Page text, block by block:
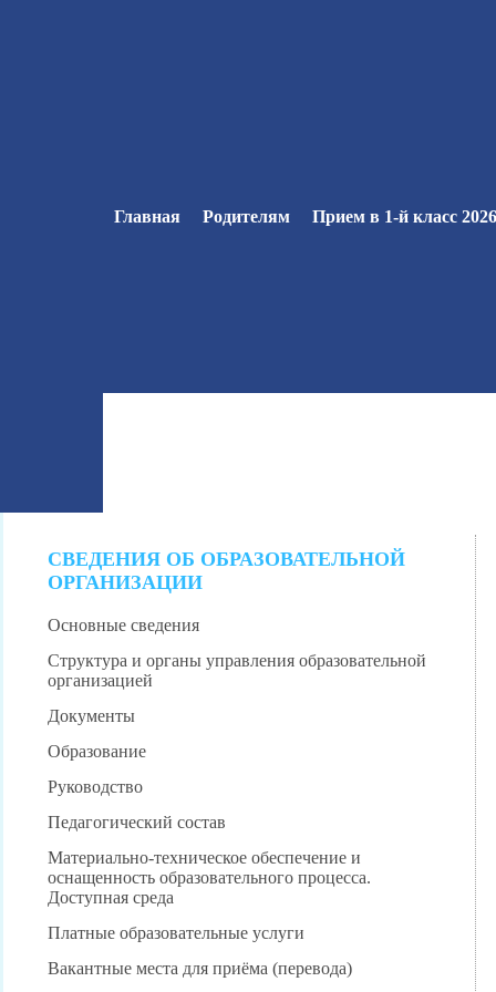
Главная Родителям Прием в 1-й класс
СВЕДЕНИЯ ОБ ОБРАЗОВАТЕЛЬНОЙ
ОРГАНИЗАЦИИ
Основные сведения
Структура и органы управления образовательной
организацией
Документы
Образование
Руководство
Педагогический состав
Материально-техническое обеспечение и
оснащенность образовательного процесса.
Доступная среда
Платные образовательные услуги
Вакантные места для приёма (перевода)